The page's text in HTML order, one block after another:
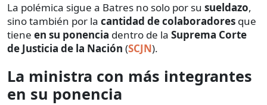
La polémica sigue a Batres no solo por su sueldazo,
sino también por la cantidad de colaboradores que
tiene en su ponencia dentro de la Suprema Corte
de Justicia de la Nación (SCJN).
La ministra con más integrantes
en su ponencia